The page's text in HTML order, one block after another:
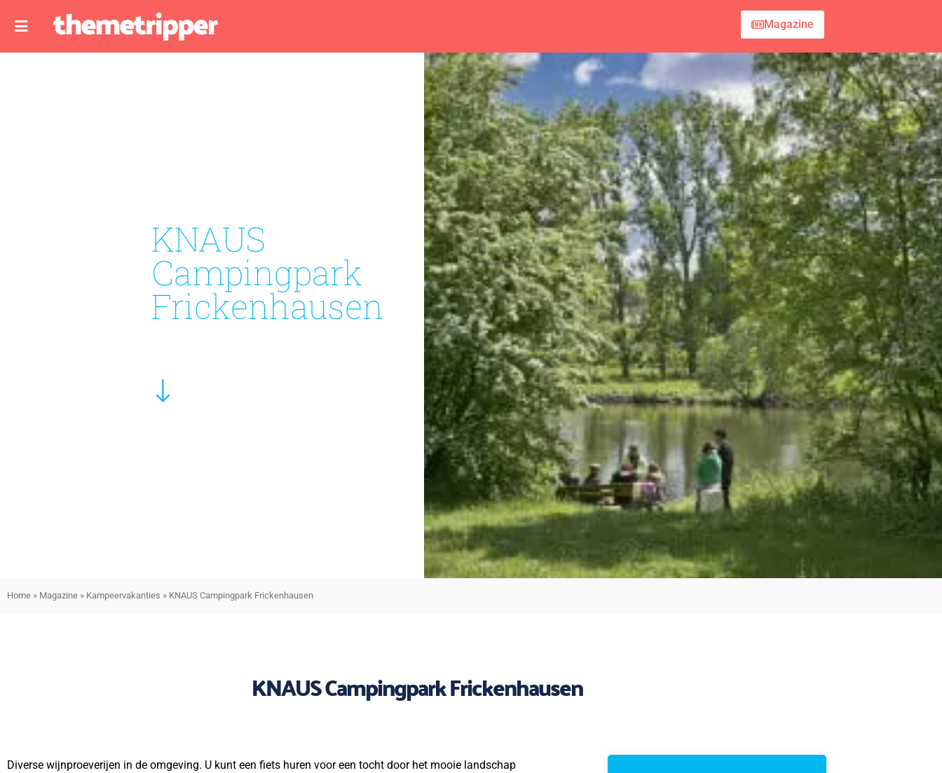
Magazine
KNAUS
Campingpark
Frickenhausen
Home » Magazine » Kampeervakanties » KNAUS Campingpark Frickenhausen
KNAUS Campingpark Frickenhausen
Diverse wijnproeverijen in de omgeving. U kunt een fiets huren voor een tocht door het mooie landschap